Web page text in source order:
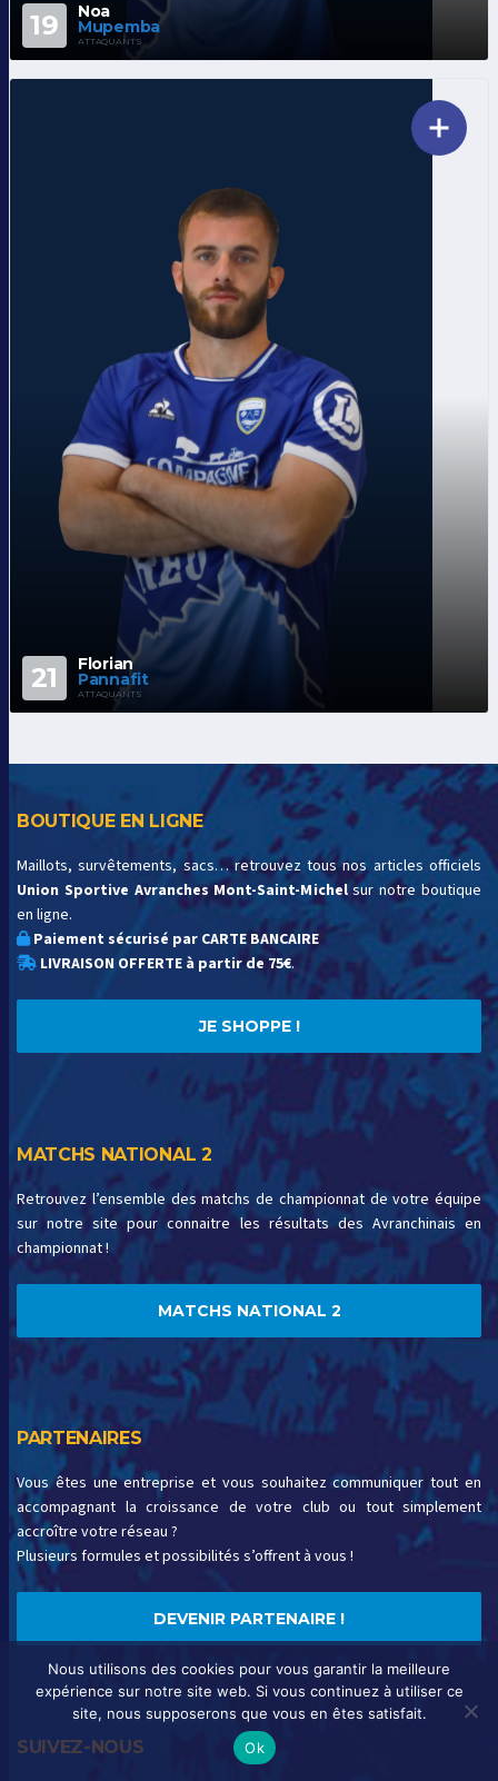
19 Noa
Mupemba
ATTAQUANTS
21 Florian
Pannafit
ATTAQUANTS
BOUTIQUE EN LIGNE
Maillots, survêtements, sacs… retrouvez tous nos articles officiels
Union Sportive Avranches Mont-Saint-Michelsur notre boutique
en ligne.
Paiement sécurisé par CARTE BANCAIRE
LIVRAISON OFFERTE à partir de 75€.
JE SHOPPE !
MATCHS NATIONAL 2
Retrouvez l’ensemble des matchs de championnat de votre équipe
sur notre site pour connaitre les résultats des Avranchinais en
championnat !
MATCHS NATIONAL 2
PARTENAIRES
Vous êtes une entreprise et vous souhaitez communiquer tout en
accompagnant la croissance de votre club ou tout simplement
accroître votre réseau ?
Plusieurs formules et possibilités s’offrent à vous !
DEVENIR PARTENAIRE !
SUIVEZ-NOUS
Nous utilisons des cookies pour vous garantir la meilleure
expérience sur notre site web. Si vous continuez à utiliser ce
site, nous supposerons que vous en êtes satisfait.
Ok